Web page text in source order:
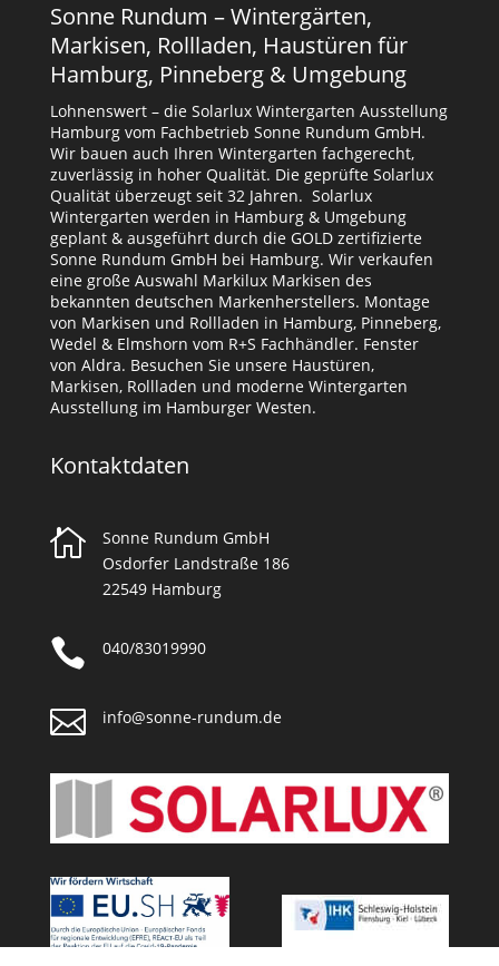
Sonne Rundum – Wintergärten,
Markisen, Rollladen, Haustüren für
Hamburg, Pinneberg & Umgebung
Lohnenswert – die Solarlux Wintergarten Ausstellung
Hamburg vom Fachbetrieb Sonne Rundum GmbH.
Wir bauen auch Ihren Wintergarten fachgerecht,
zuverlässig in hoher Qualität. Die geprüfte Solarlux
Qualität überzeugt seit 32 Jahren. Solarlux
Wintergarten werden in Hamburg & Umgebung
geplant & ausgeführt durch die GOLD zertifizierte
Sonne Rundum GmbH bei Hamburg. Wir verkaufen
eine große Auswahl Markilux Markisen des
bekannten deutschen Markenherstellers. Montage
von Markisen und Rollladen in Hamburg, Pinneberg,
Wedel & Elmshorn vom R+S Fachhändler. Fenster
von Aldra. Besuchen Sie unsere Haustüren,
Markisen, Rollladen und moderne Wintergarten
Ausstellung im Hamburger Westen.
Kontaktdaten

Sonne Rundum GmbH
Osdorfer Landstraße 186
22549 Hamburg
 040/83019990
 info@sonne-rundum.de